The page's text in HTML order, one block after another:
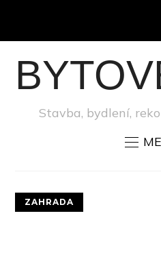
Stavba, bydlení,
ZAHRADA